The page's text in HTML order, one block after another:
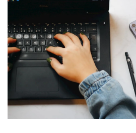
Спорт
Туризм
Недвижимость
Авто